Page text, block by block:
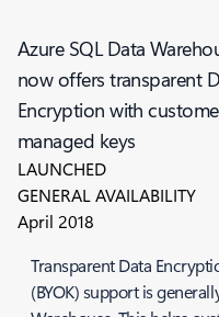
Azure SQL Data
now offers transparent
Encryption with
managed keys
LAUNCHED
GENERAL AVAILABILITY
April 2018
Transparent Data
(BYOK) support is